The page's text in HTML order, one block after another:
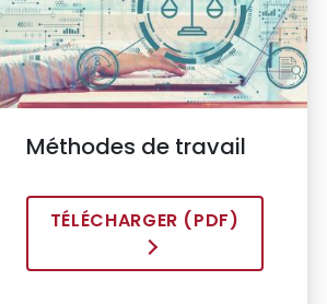
Méthodes de travail
TÉLÉCHARGER (PDF)